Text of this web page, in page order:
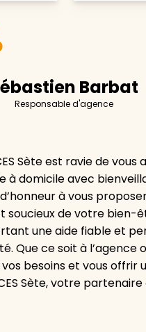
Barbat
Responsable d'agence
Sète est ravie de
à domicile avec
à vous
soucieux de votre bien-
une aide fiable et
Que ce soit à l’agence
besoins et vous offrir
Sète, votre